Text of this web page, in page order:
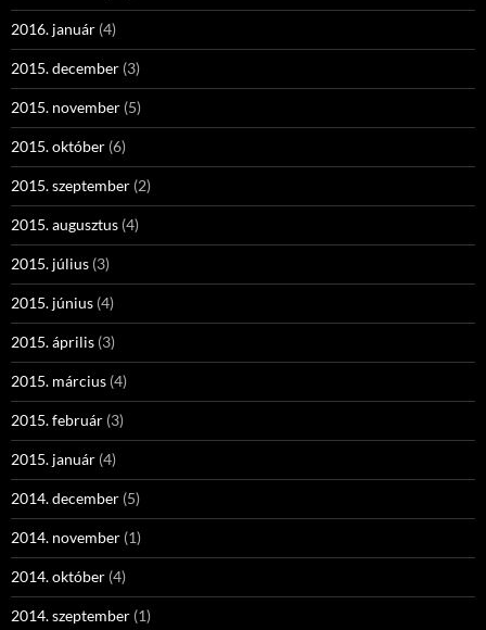
2016. január (4)
2015. december (3)
2015. november (5)
2015. október (6)
2015. szeptember (2)
2015. augusztus (4)
2015. július (3)
2015. június (4)
2015. április (3)
2015. március (4)
2015. február (3)
2015. január (4)
2014. december (5)
2014. november (1)
2014. október (4)
2014. szeptember (1)